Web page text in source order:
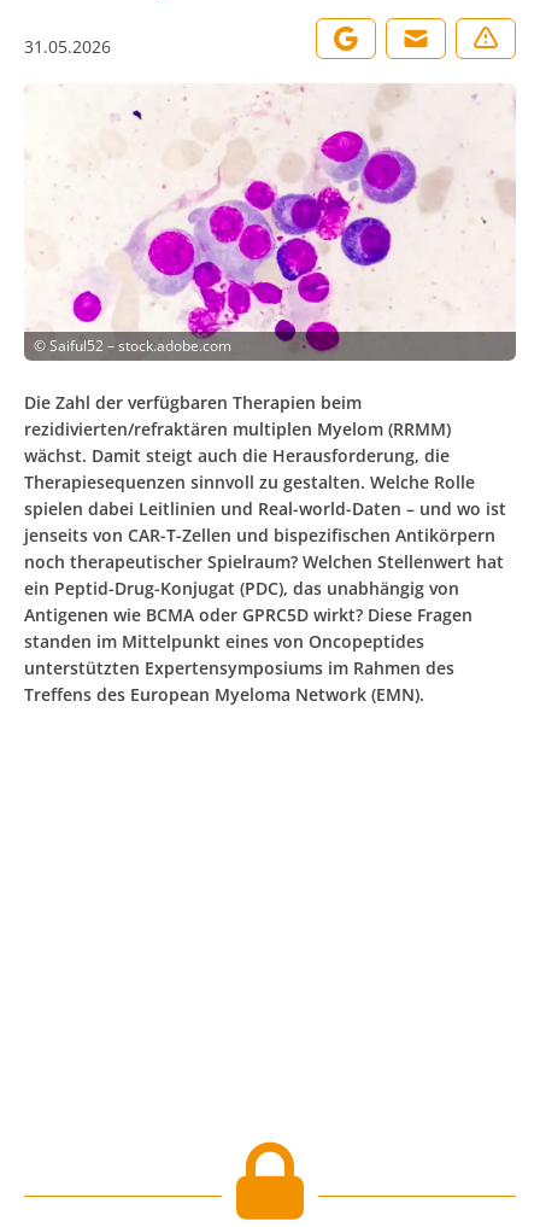
31.05.2026
©Saiful52 – stock.adobe.com
Die Zahl der verfügbaren Therapien beim
rezidivierten/refraktären multiplen Myelom (RRMM)
wächst. Damit steigt auch die Herausforderung, die
Therapiesequenzen sinnvoll zu gestalten. Welche Rolle
spielen dabei Leitlinien und Real-world-Daten – und wo ist
jenseits von CAR-T-Zellen und bispezifischen Antikörpern
noch therapeutischer Spielraum? Welchen Stellenwert hat
ein Peptid-Drug-Konjugat (PDC), das unabhängig von
Antigenen wie BCMA oder GPRC5D wirkt? Diese Fragen
standen im Mittelpunkt eines von Oncopeptides
unterstützten Expertensymposiums im Rahmen des
Treffens des European Myeloma Network (EMN).